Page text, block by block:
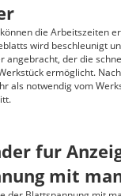
die Arbeitszeiten
wird beschleunigt
angebracht, der die
ermöglicht.
als notwendig vom
fur
mit